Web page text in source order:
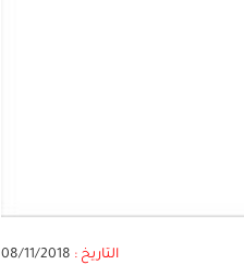
التاريخ : 08/11/2018